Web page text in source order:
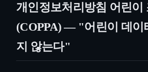
개인정보처리방침 어린이
(COPPA) — "어린이 데이
지 않는다"